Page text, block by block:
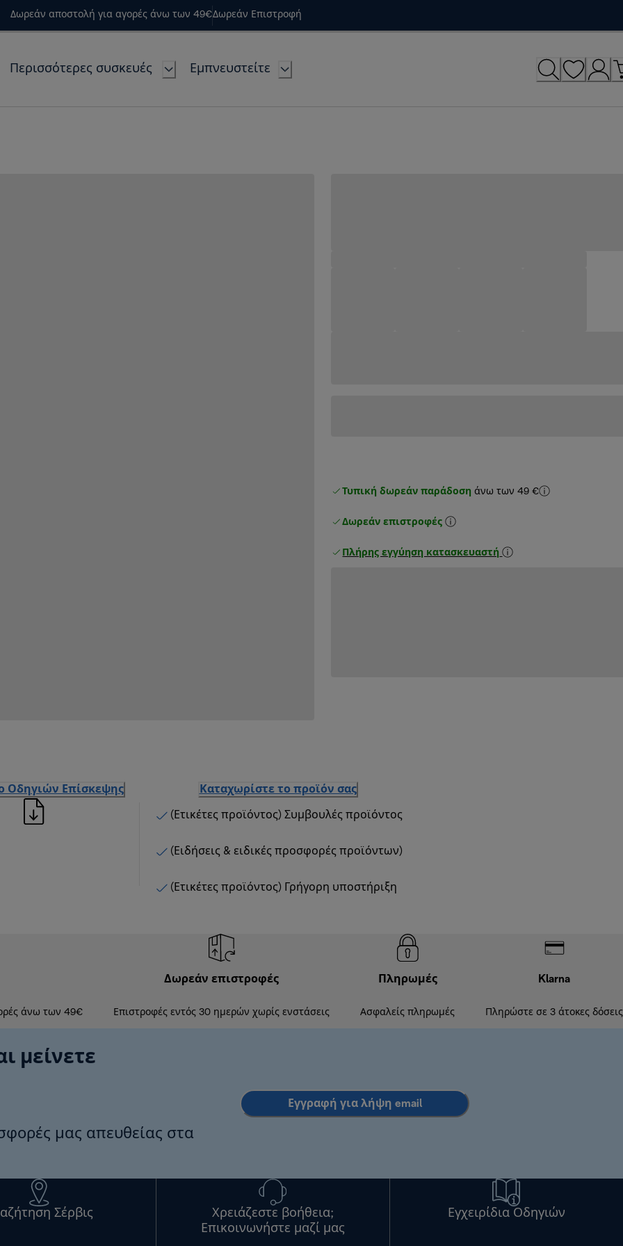
Δωρεάν αποστολή για αγορές άνω των 49€Δωρεάν Επιστροφή
Περισσότερες συσκευές Εμπνευστείτε
Τυπική δωρεάν παράδοση άνω των 49 €
Δωρεάν επιστροφές
Πλήρης εγγύηση κατασκευαστή
Οδηγιών Επίσκεψης Καταχωρίστε το προϊόν σας
(Ετικέτες προϊόντος) Συμβουλές προϊόντος
(Ειδήσεις & ειδικές προσφορές προϊόντων)
(Ετικέτες προϊόντος) Γρήγορη υποστήριξη
άνω των 49€
Δωρεάν επιστροφές
Επιστροφές εντός 30 ημερών χωρίς ενστάσεις
Πληρωμές
Ασφαλείς πληρωμές
Klarna
Πληρώστε σε 3 άτοκες δόσεις
μείνετε
μας απευθείας στα
Εγγραφή για λήψη email
Σέρβις
Χρειάζεστε βοήθεια;
Επικοινωνήστε μαζί μας
Εγχειρίδια Οδηγιών